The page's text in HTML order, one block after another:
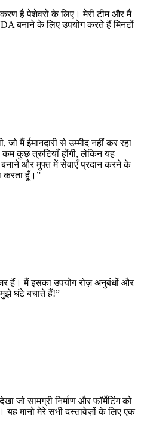
है पेशेवरों के लिए। मेरी टीम और मैं
बनाने के लिए उपयोग करते हैं मिनटों
जो मैं ईमानदारी से उम्मीद नहीं कर रहा
कुछ त्रुटियाँ होंगी, लेकिन यह
और मुफ्त में सेवाएँ प्रदान करने के
करता हूँ। ”
हैं। मैं इसका उपयोग रोज़ अनुबंधों और
घंटे बचाते हैं!”
जो सामग्री निर्माण और फॉर्मेटिंग को
यह मानो मेरे सभी दस्तावेज़ों के लिए एक